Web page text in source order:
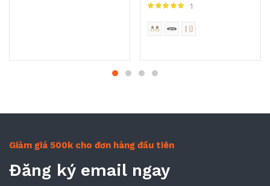
1
Giảm giá 500k cho đơn hàng đầu tiên
Đăng ký email ngay